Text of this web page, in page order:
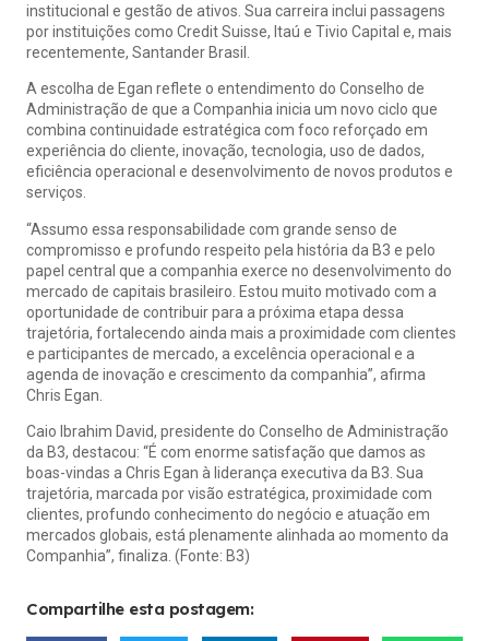
institucional e gestão de ativos. Sua carreira inclui passagens
por instituições como Credit Suisse, Itaú e Tivio Capital e, mais
recentemente, Santander Brasil.
A escolha de Egan reflete o entendimento do Conselho de
Administração de que a Companhia inicia um novo ciclo que
combina continuidade estratégica com foco reforçado em
experiência do cliente, inovação, tecnologia, uso de dados,
eficiência operacional e desenvolvimento de novos produtos e
serviços.
“Assumo essa responsabilidade com grande senso de
compromisso e profundo respeito pela história da B3 e pelo
papel central que a companhia exerce no desenvolvimento do
mercado de capitais brasileiro. Estou muito motivado com a
oportunidade de contribuir para a próxima etapa dessa
trajetória, fortalecendo ainda mais a proximidade com clientes
e participantes de mercado, a excelência operacional e a
agenda de inovação e crescimento da companhia”, afirma
Chris Egan.
Caio Ibrahim David, presidente do Conselho de Administração
da B3, destacou: “É com enorme satisfação que damos as
boas-vindas a Chris Egan à liderança executiva da B3. Sua
trajetória, marcada por visão estratégica, proximidade com
clientes, profundo conhecimento do negócio e atuação em
mercados globais, está plenamente alinhada ao momento da
Companhia”, finaliza. (Fonte: B3)
Compartilhe esta postagem: